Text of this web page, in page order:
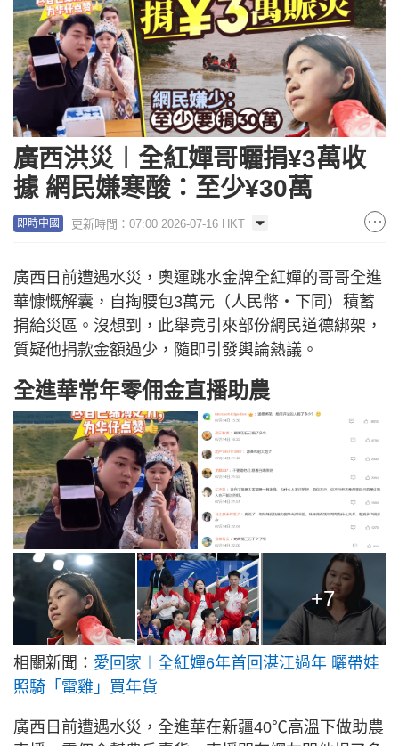
廣西洪災︱全紅嬋哥曬捐¥3萬收
據 網民嫌寒酸：至少¥30萬
即時中國 更新時間：07:00 2026-07-16 HKT
廣西日前遭遇水災，奧運跳水金牌全紅嬋的哥哥全進
華慷慨解囊，自掏腰包3萬元（人民幣‧下同）積蓄
捐給災區。沒想到，此舉竟引來部份網民道德綁架，
質疑他捐款金額過少，隨即引發輿論熱議。
全進華常年零佣金直播助農
+7
相關新聞： 愛回家︱全紅嬋6年首回湛江過年 曬帶娃
照騎「電雞」買年貨
廣西日前遭遇水災，全進華在新疆40℃高溫下做助農